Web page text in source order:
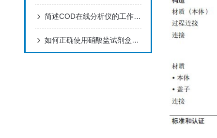
简述COD在线分析仪的工作原理
如何正确使用硝酸盐试剂盒进行实验？